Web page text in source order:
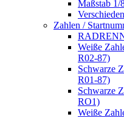
Maßstab 1/
Zahlen /
Weiße
R02-87)
Schwarze
R01-87)
Schwarze
RO1)
Weiße